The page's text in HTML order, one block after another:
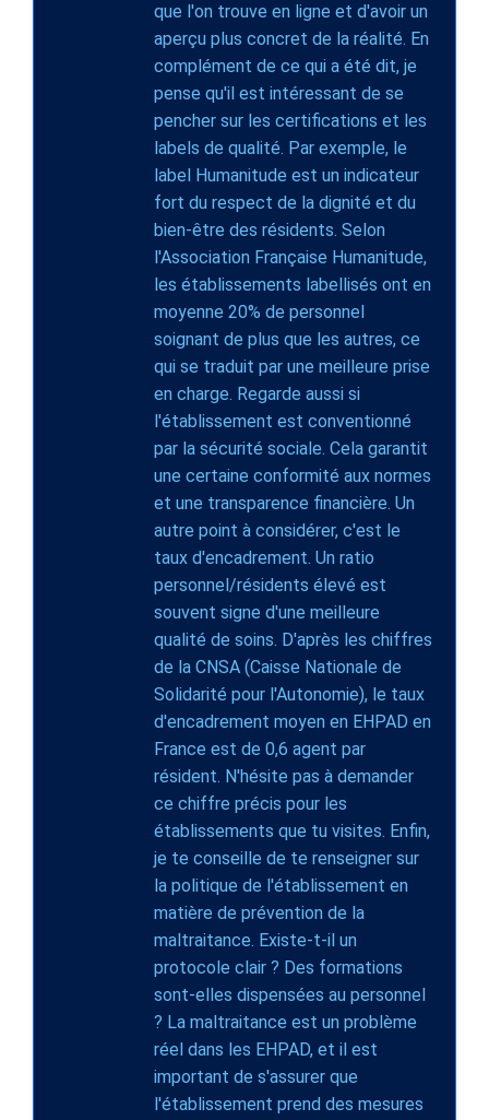
que l'on trouve en ligne et d'avoir un
aperçu plus concret de la réalité. En
complément de ce qui a été dit, je
pense qu'il est intéressant de se
pencher sur les certifications et les
labels de qualité. Par exemple, le
label Humanitude est un indicateur
fort du respect de la dignité et du
bien-être des résidents. Selon
l'Association Française Humanitude,
les établissements labellisés ont en
moyenne 20% de personnel
soignant de plus que les autres, ce
qui se traduit par une meilleure prise
en charge. Regarde aussi si
l'établissement est conventionné
par la sécurité sociale. Cela garantit
une certaine conformité aux normes
et une transparence financière. Un
autre point à considérer, c'est le
taux d'encadrement. Un ratio
personnel/résidents élevé est
souvent signe d'une meilleure
qualité de soins. D'après les chiffres
de la CNSA (Caisse Nationale de
Solidarité pour l'Autonomie), le taux
d'encadrement moyen en EHPAD en
France est de 0,6 agent par
résident. N'hésite pas à demander
ce chiffre précis pour les
établissements que tu visites. Enfin,
je te conseille de te renseigner sur
la politique de l'établissement en
matière de prévention de la
maltraitance. Existe-t-il un
protocole clair ? Des formations
sont-elles dispensées au personnel
? La maltraitance est un problème
réel dans les EHPAD, et il est
important de s'assurer que
l'établissement prend des mesures